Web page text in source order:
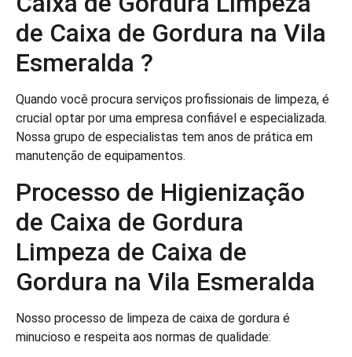
de Caixa de Gordura na Vila
Esmeralda ?
Quando você procura serviços profissionais de limpeza, é
crucial optar por uma empresa confiável e especializada.
Nossa grupo de especialistas tem anos de prática em
manutenção de equipamentos.
Processo de Higienização
de Caixa de Gordura
Limpeza de Caixa de
Gordura na Vila Esmeralda
Nosso processo de limpeza de caixa de gordura é
minucioso e respeita aos normas de qualidade: